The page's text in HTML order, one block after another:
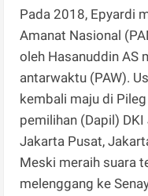
Pada 2018, Epyardi
Amanat Nasional
oleh Hasanuddin AS
antarwaktu (PAW).
kembali maju di
pemilihan (Dapil)
Jakarta Pusat,
Meski meraih suara
melenggang ke